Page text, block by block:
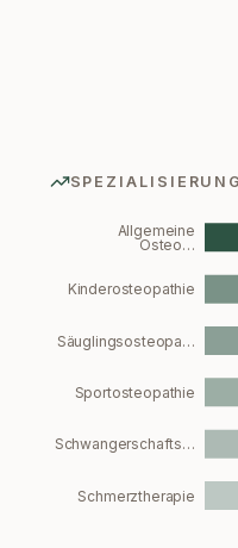
Allgemeine
Osteo…
Kinderosteopathie
Säuglingsosteopa…
Sportosteopathie
Schwangerschafts…
Schmerztherapie